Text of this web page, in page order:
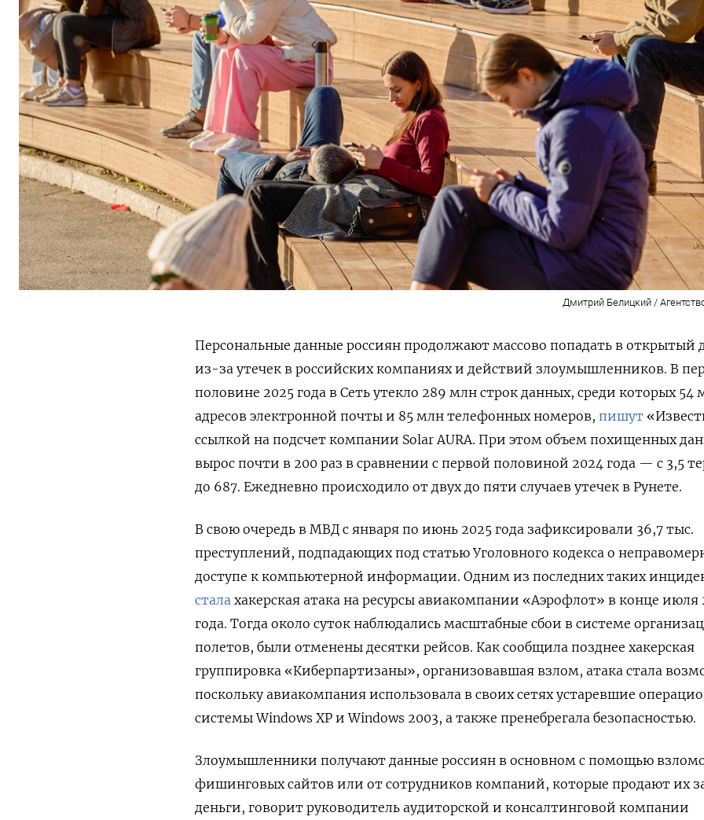
Дмитрий Белицкий /
Персональные данные россиян продолжают массово попадать в открытый
из-за утечек в российских компаниях и действий злоумышленников. В
половине 2025 года в Сеть утекло 289 млн строк данных, среди которых 54
адресов электронной почты и 85 млн телефонных номеров, пишут
ссылкой на подсчет компании Solar AURA. При этом объем похищенных
вырос почти в 200 раз в сравнении с первой половиной 2024 года — с 3,5
до 687. Ежедневно происходило от двух до пяти случаев утечек в Рунете.
В свою очередь в МВД с января по июнь 2025 года зафиксировали 36,7 тыс.
преступлений, подпадающих под статью Уголовного кодекса о
доступе к компьютерной информации. Одним из последних таких
стала хакерская атака на ресурсы авиакомпании «Аэрофлот» в конце июля
года. Тогда около суток наблюдались масштабные сбои в системе
полетов, были отменены десятки рейсов. Как сообщила позднее хакерская
группировка «Киберпартизаны», организовавшая взлом, атака стала
поскольку авиакомпания использовала в своих сетях устаревшие
системы Windows XP и Windows 2003, а также пренебрегала безопасностью.
Злоумышленники получают данные россиян в основном с помощью
фишинговых сайтов или от сотрудников компаний, которые продают их
деньги, говорит руководитель аудиторской и консалтинговой компании